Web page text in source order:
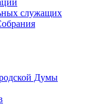
служащих
Думы